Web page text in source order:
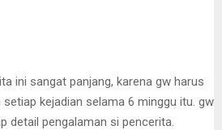
ini sangat panjang, karena gw harus
kejadian selama 6 minggu itu. gw
detail pengalaman si pencerita.